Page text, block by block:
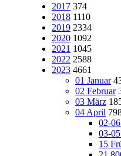
2017 374
2018 1110
2019 2334
2020 1092
2021 1045
2022 2588
2023 4661
01 Januar
02 Februar
03 März
04 April
02-
03-
15